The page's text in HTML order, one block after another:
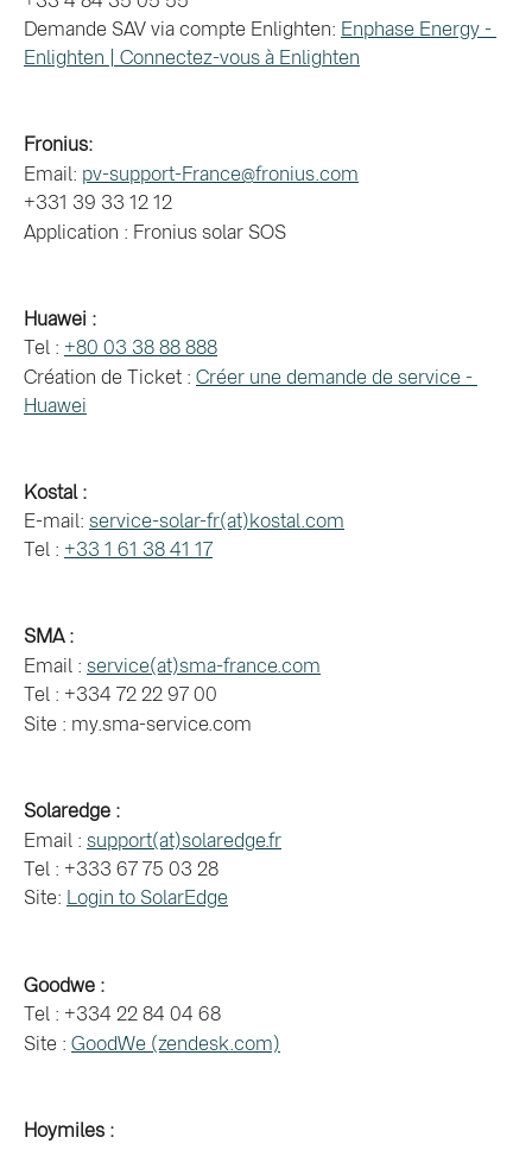
Demande SAV via compte Enlighten: Enphase Energy -
Enlighten | Connectez-vous à Enlighten
Fronius:
Email: pv-support-France@fronius.com
+331 39 33 12 12
Application : Fronius solar SOS
Huawei :
Tel : +80 03 38 88 888
Création de Ticket : Créer une demande de service -
Huawei
Kostal :
E-mail: service-solar-fr(at)kostal.com
Tel : +33 1 61 38 41 17
SMA :
Email : service(at)sma-france.com
Tel : +334 72 22 97 00
Site : my.sma-service.com
Solaredge :
Email : support(at)solaredge.fr
Tel : +333 67 75 03 28
Site: Login to SolarEdge
Goodwe :
Tel : +334 22 84 04 68
Site : GoodWe (zendesk.com)
Hoymiles :